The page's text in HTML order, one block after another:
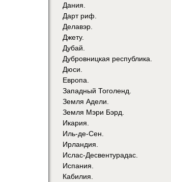
Дания.
Дарт риф.
Делавэр.
Джету.
Дубай.
Дубровницкая республика.
Дюси.
Европа.
Западный Тоголенд.
Земля Адели.
Земля Мэри Бэрд.
Икария.
Иль-де-Сен.
Ирландия.
Ислас-Десвентурадас.
Испания.
Кабилия.